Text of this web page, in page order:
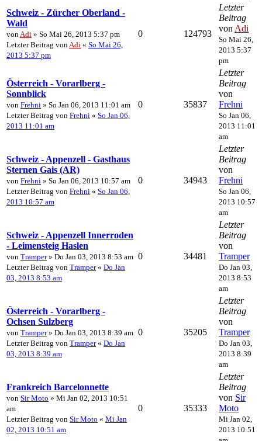
Schweiz - Zürcher Oberland -
Wald
von Adi » So Mai 26, 2013 5:37 pm
Letzter Beitrag von Adi « So Mai 26,
2013 5:37 pm
0 124793
Letzter
Beitrag
von Adi
So Mai 26,
2013 5:37
pm
Österreich - Vorarlberg -
Sonnblick
von Frehni » So Jan 06, 2013 11:01 am
Letzter Beitrag von Frehni « So Jan 06,
2013 11:01 am
0 35837
Letzter
Beitrag
von
Frehni
So Jan 06,
2013 11:01
am
Schweiz - Appenzell - Gasthaus
Sternen Gais (AR)
von Frehni » So Jan 06, 2013 10:57 am
Letzter Beitrag von Frehni « So Jan 06,
2013 10:57 am
0 34943
Letzter
Beitrag
von
Frehni
So Jan 06,
2013 10:57
am
Schweiz - Appenzell Innerroden
- Leimensteig Haslen
von Tramper» Do Jan 03, 2013 8:53 am
Letzter Beitrag von Tramper« Do Jan
03, 2013 8:53 am
0 34481
Letzter
Beitrag
von
Tramper
Do Jan 03,
2013 8:53
am
Österreich - Vorarlberg -
Ochsen Sulzberg
von Tramper» Do Jan 03, 2013 8:39 am
Letzter Beitrag von Tramper« Do Jan
03, 2013 8:39 am
0 35205
Letzter
Beitrag
von
Tramper
Do Jan 03,
2013 8:39
am
Frankreich Barcelonnette
von Sir Moto » Mi Jan 02, 2013 10:51
am
Letzter Beitrag von Sir Moto « Mi Jan
02, 2013 10:51 am
0 35333
Letzter
Beitrag
von Sir
Moto
Mi Jan 02,
2013 10:51